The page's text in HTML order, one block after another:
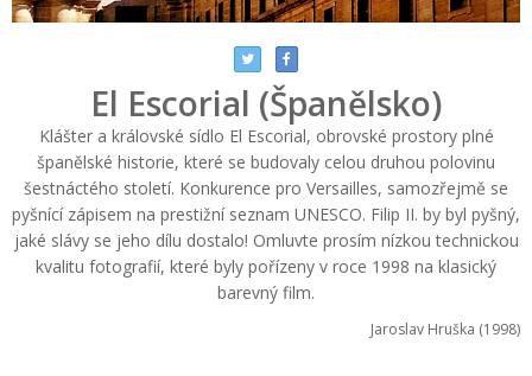
El Escorial (Španělsko)
Klášter a královské sídlo El Escorial, obrovské prostory plné
španělské historie, které se budovaly celou druhou polovinu
šestnáctého století. Konkurence pro Versailles, samozřejmě se
pyšnící zápisem na prestižní seznam UNESCO. Filip II. by byl pyšný,
jaké slávy se jeho dílu dostalo! Omluvte prosím nízkou technickou
kvalitu fotografií, které byly pořízeny v roce 1998 na klasický
barevný film.
Jaroslav Hruška (1998)